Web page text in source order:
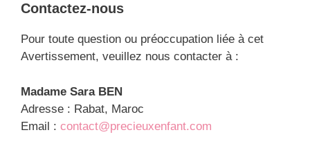
Contactez-nous
Pour toute question ou préoccupation liée à cet
Avertissement, veuillez nous contacter à :
Madame Sara BEN
Adresse : Rabat, Maroc
Email : contact@precieuxenfant.com